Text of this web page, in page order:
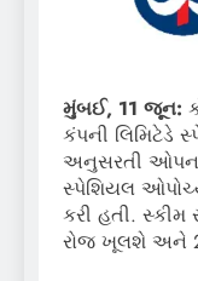
મુંબઈ, 11 જૂન:
કંપની લિમિટેડે
અનુસરતી ઓપન-
સ્પેશિયલ
કરી હતી.
રોજ ખૂલશે અને